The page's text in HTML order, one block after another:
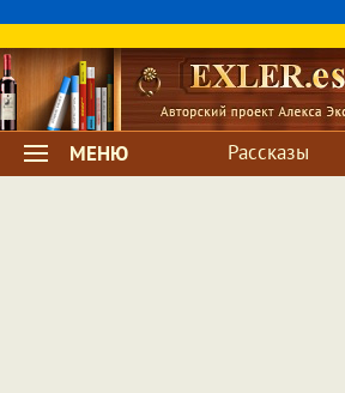
МЕНЮ Рассказы